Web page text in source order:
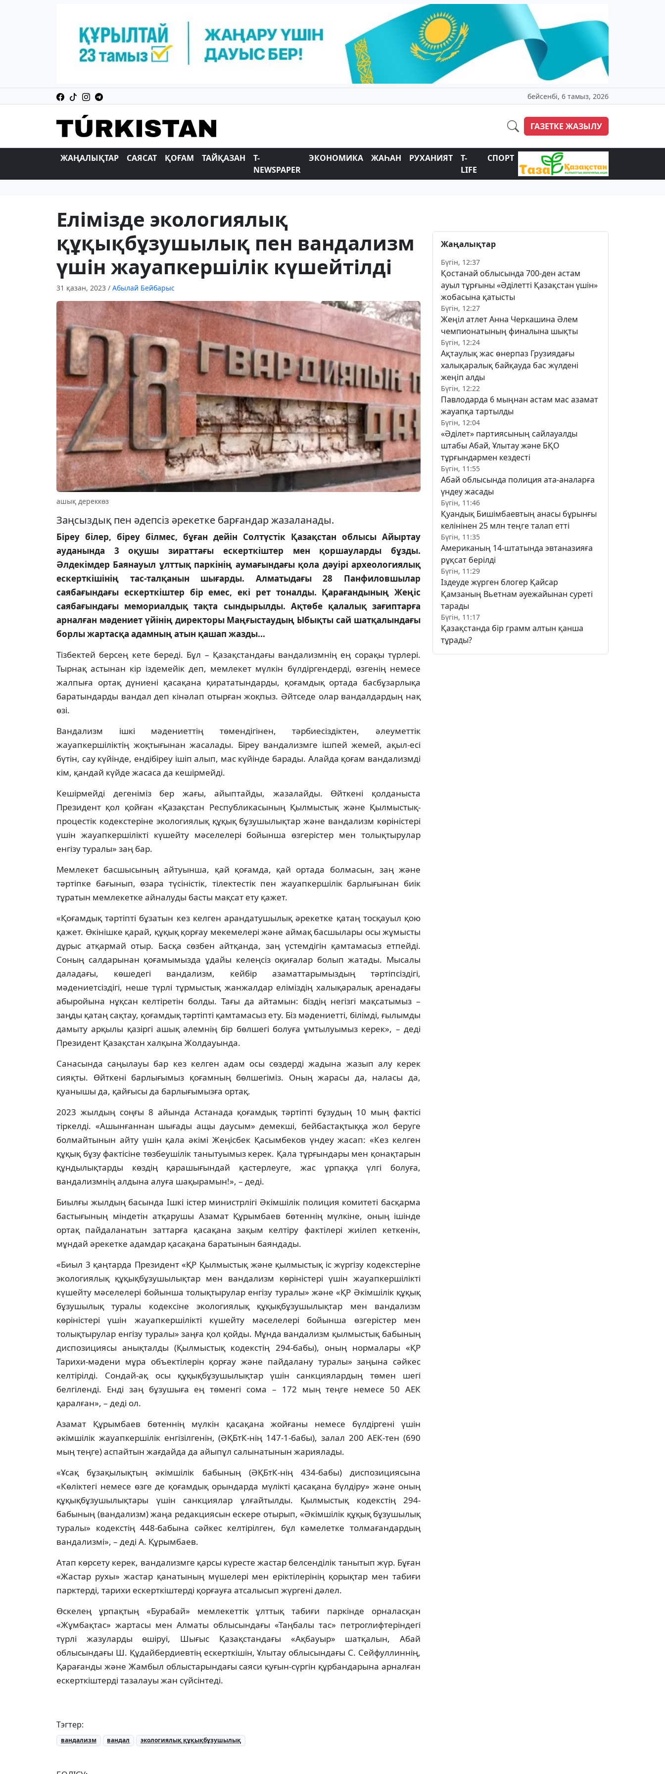
бейсенбі, 6 тамыз, 2026
ГАЗЕТКЕ ЖАЗЫЛУ
ЖАҢАЛЫҚТАР САЯСАТ ҚОҒАМ ТАЙҚАЗАН
T-
NEWSPAPER
ЭКОНОМИКА ЖАҺАН РУХАНИЯТ
T-
LIFE
СПОРТ
Елімізде экологиялық
құқықбұзушылық пен вандализм
үшін жауапкершілік күшейтілді
31 қазан, 2023 / Абылай Бейбарыс
ашық дереккөз
Заңсыздық пен әдепсіз әрекетке барғандар жазаланады.
Біреу білер, біреу білмес, бұған дейін Солтүстік Қазақстан облысы Айыртау
ауданында 3 оқушы зираттағы ескерткіштер мен қоршауларды бұзды.
Әлдекімдер Баянауыл ұлттық паркінің аумағындағы қола дәуірі археологиялық
ескерткішінің тас-талқанын шығарды. Алматыдағы 28 Панфиловшылар
саябағындағы ескерткіштер бір емес, екі рет тоналды. Қарағандының Жеңіс
саябағындағы мемориалдық тақта сындырылды. Ақтөбе қалалық зағиптарға
арналған мәдениет үйінің директоры Маңғыстаудың Ыбықты сай шатқалындағы
борлы жартасқа адамның атын қашап жазды...
Тізбектей берсең кете береді. Бұл – Қазақстандағы вандализмнің ең сорақы түрлері.
Тырнақ астынан кір іздемейік деп, мемлекет мүлкін бүлдіргендерді, өзгенің немесе
жалпыға ортақ дүниені қасақана қирататындарды, қоғамдық ортада басбұзарлықа
баратындарды вандал деп кінәлап отырған жоқпыз. Әйтседе олар вандалдардың нақ
өзі.
Вандализм ішкі мәдениеттің төмендігінен, тәрбиесіздіктен, әлеуметтік
жауапкершіліктің жоқтығынан жасалады. Біреу вандализмге ішпей жемей, ақыл-есі
бүтін, сау күйінде, ендібіреу ішіп алып, мас күйінде барады. Алайда қоғам вандализмді
кім, қандай күйде жасаса да кешірмейді.
Кешірмейді дегеніміз бер жағы, айыптайды, жазалайды. Өйткені қолданыста
Президент қол қойған «Қазақстан Республикасының Қылмыстық және Қылмыстық-
процестік кодекстеріне экологиялық құқық бұзушылықтар және вандализм көріністері
үшін жауапкершілікті күшейту мәселелері бойынша өзгерістер мен толықтырулар
енгізу туралы» заң бар.
Мемлекет басшысының айтуынша, қай қоғамда, қай ортада болмасын, заң және
тәртіпке бағынып, өзара түсіністік, тілектестік пен жауапкершілік барлығынан биік
тұратын мемлекетке айналуды басты мақсат ету қажет.
«Қоғамдық тәртіпті бұзатын кез келген арандатушылық әрекетке қатаң тосқауыл қою
қажет. Өкінішке қарай, құқық қорғау мекемелері және аймақ басшылары осы жұмысты
дұрыс атқармай отыр. Басқа сөзбен айтқанда, заң үстемдігін қамтамасыз етпейді.
Соның салдарынан қоғамымызда ұдайы келеңсіз оқиғалар болып жатады. Мысалы
даладағы, көшедегі вандализм, кейбір азаматтарымыздың тәртіпсіздігі,
мәдениетсіздігі, неше түрлі тұрмыстық жанжалдар еліміздің халықаралық аренадағы
абыройына нұқсан келтіретін болды. Тағы да айтамын: біздің негізгі мақсатымыз –
заңды қатаң сақтау, қоғамдық тәртіпті қамтамасыз ету. Біз мәдениетті, білімді, ғылымды
дамыту арқылы қазіргі ашық әлемнің бір бөлшегі болуға ұмтылуымыз керек», – деді
Президент Қазақстан халқына Жолдауында.
Санасында саңылауы бар кез келген адам осы сөздерді жадына жазып алу керек
сияқты. Өйткені барлығымыз қоғамның бөлшегіміз. Оның жарасы да, наласы да,
қуанышы да, қайғысы да барлығымызға ортақ.
2023 жылдың соңғы 8 айында Астанада қоғамдық тәртіпті бұзудың 10 мың фактісі
тіркелді. «Ашынғаннан шығады ащы даусым» демекші, бейбастақтыққа жол беруге
болмайтынын айту үшін қала әкімі Жеңісбек Қасымбеков үндеу жасап: «Кез келген
құқық бұзу фактісіне төзбеушілік танытуымыз керек. Қала тұрғындары мен қонақтарын
құндылықтарды көздің қарашығындай қастерлеуге, жас ұрпаққа үлгі болуға,
вандализмнің алдына алуға шақырамын!», – деді.
Биылғы жылдың басында Ішкі істер министрлігі Әкімшілік полиция комитеті басқарма
бастығының міндетін атқарушы Азамат Құрымбаев бөтеннің мүлкіне, оның ішінде
ортақ пайдаланатын заттарға қасақана зақым келтіру фактілері жиілеп кеткенін,
мұндай әрекетке адамдар қасақана баратынын баяндады.
«Биыл 3 қаңтарда Президент «ҚР Қылмыстық және қылмыстық іс жүргізу кодекстеріне
экологиялық құқықбұзушылықтар мен вандализм көріністері үшін жауапкершілікті
күшейту мәселелері бойынша толықтырулар енгізу туралы» және «ҚР Әкімшілік құқық
бұзушылық туралы кодексіне экологиялық құқықбұзушылықтар мен вандализм
көріністері үшін жауапкершілікті күшейту мәселелері бойынша өзгерістер мен
толықтырулар енгізу туралы» заңға қол қойды. Мұнда вандализм қылмыстық бабының
диспозициясы анықталды (Қылмыстық кодекстің 294-бабы), оның нормалары «ҚР
Тарихи-мәдени мұра объектілерін қорғау және пайдалану туралы» заңына сәйкес
келтірілді. Сондай-ақ осы құқықбұзушылықтар үшін санкциялардың төмен шегі
белгіленді. Енді заң бұзушыға ең төменгі сома – 172 мың теңге немесе 50 АЕК
қаралған», – деді ол.
Азамат Құрымбаев бөтеннің мүлкін қасақана жойғаны немесе бүлдіргені үшін
әкімшілік жауапкершілік енгізілгенін, (ӘҚБтК-нің 147-1-бабы), залал 200 АЕК-тен (690
мың теңге) аспайтын жағдайда да айыпұл салынатынын жариялады.
«Ұсақ бұзақылықтың әкімшілік бабының (ӘҚБтК-нің 434-бабы) диспозициясына
«Көліктегі немесе өзге де қоғамдық орындарда мүлікті қасақана бүлдіру» және оның
құқықбұзушылықтары үшін санкциялар ұлғайтылды. Қылмыстық кодекстің 294-
бабының (вандализм) жаңа редакциясын ескере отырып, «Әкімшілік құқық бұзушылық
туралы» кодекстің 448-бабына сәйкес келтірілген, бұл кәмелетке толмағандардың
вандализмі», – деді А. Құрымбаев.
Атап көрсету керек, вандализмге қарсы күресте жастар белсенділік танытып жүр. Бұған
«Жастар рухы» жастар қанатының мүшелері мен еріктілерінің қорықтар мен табиғи
парктерді, тарихи ескерткіштерді қорғауға атсалысып жүргені дәлел.
Өскелең ұрпақтың «Бурабай» мемлекеттік ұлттық табиғи паркінде орналасқан
«Жұмбақтас» жартасы мен Алматы облысындағы «Таңбалы тас» петроглифтеріндегі
түрлі жазуларды өшіруі, Шығыс Қазақстандағы «Ақбауыр» шатқалын, Абай
облысындағы Ш. Құдайбердиевтің ескерткішін, Ұлытау облысындағы С. Сейфуллиннің,
Қарағанды және Жамбыл облыстарындағы саяси қуғын-сүргін құрбандарына арналған
ескерткіштерді тазалауы жан сүйсінтеді.
Тэгтер:
вандализм вандал экологиялық құқықбұзушылық
Жаңалықтар
Бүгін, 12:37
Қостанай облысында 700-ден астам
ауыл тұрғыны «Әділетті Қазақстан үшін»
жобасына қатысты
Бүгін, 12:27
Жеңіл атлет Анна Черкашина Әлем
чемпионатының финалына шықты
Бүгін, 12:24
Ақтаулық жас өнерпаз Грузиядағы
халықаралық байқауда бас жүлдені
жеңіп алды
Бүгін, 12:22
Павлодарда 6 мыңнан астам мас азамат
жауапқа тартылды
Бүгін, 12:04
«Әділет» партиясының сайлауалды
штабы Абай, Ұлытау және БҚО
тұрғындармен кездесті
Бүгін, 11:55
Абай облысында полиция ата-аналарға
үндеу жасады
Бүгін, 11:46
Қуандық Бишімбаевтың анасы бұрынғы
келінінен 25 млн теңге талап етті
Бүгін, 11:35
Американың 14-штатында эвтаназияға
рұқсат берілді
Бүгін, 11:29
Іздеуде жүрген блогер Қайсар
Қамзаның Вьетнам әуежайынан суреті
тарады
Бүгін, 11:17
Қазақстанда бір грамм алтын қанша
тұрады?